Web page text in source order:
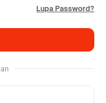
Lupa Password?